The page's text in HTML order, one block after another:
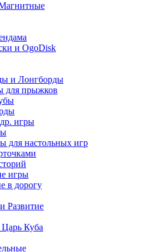
и OgoDisk
и Лонгборды
для прыжков
игры
для настольных игр
игры
в дорогу
Развитие
Куба